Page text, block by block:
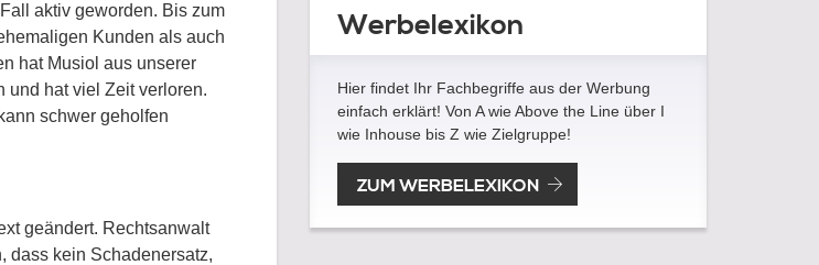
aktiv geworden. Bis zum
Kunden als auch
hat Musiol aus unserer
und hat viel Zeit verloren.
schwer geholfen
geändert. Rechtsanwalt
dass kein Schadenersatz,
Werbelexikon
Hier findet Ihr Fachbegriffe aus der Werbung
einfach erklärt! Von A wie Above the Line über I
wie Inhouse bis Z wie Zielgruppe!
ZUM WERBELEXIKON